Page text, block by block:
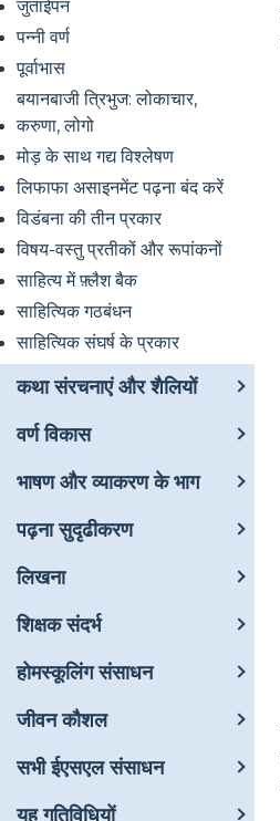
जुताईपन
पन्नी वर्ण
पूर्वाभास
बयानबाजी त्रिभुज: लोकाचार,
करुणा, लोगो
मोड़ के साथ गद्य विश्लेषण
लिफाफा असाइनमेंट पढ़ना बंद करें
विडंबना की तीन प्रकार
विषय-वस्तु प्रतीकों और रूपांकनों
साहित्य में फ़्लैश बैक
साहित्यिक गठबंधन
साहित्यिक संघर्ष के प्रकार
कथा संरचनाएं और शैलियों
वर्ण विकास
भाषण और व्याकरण के भाग
पढ़ना सुदृढीकरण
लिखना
शिक्षक संदर्भ
होमस्कूलिंग संसाधन
जीवन कौशल
सभी ईएसएल संसाधन
यह गतिविधियों